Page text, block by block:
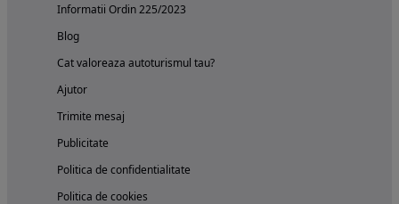
Informatii Ordin 225/2023
Blog
Cat valoreaza autoturismul tau?
Ajutor
Trimite mesaj
Publicitate
Politica de confidentialitate
Politica de cookies